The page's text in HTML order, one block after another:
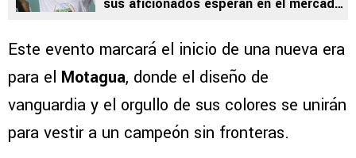
sus aficionados esperan en el mercado
Este evento marcará el inicio de una nueva era
para el Motagua, donde el diseño de
vanguardia y el orgullo de sus colores se unirán
para vestir a un campeón sin fronteras.